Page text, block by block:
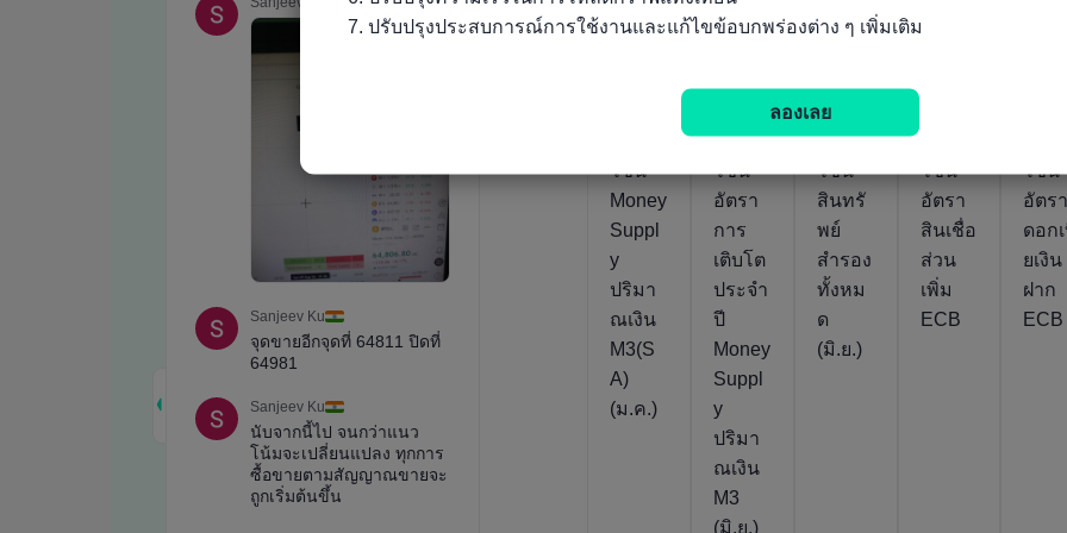
โซน
Money
Suppl
y
ปริมา
ณเงิน
M3(S
A)
(ม.ค.)
ยูโร
โซน
อัตรา
การ
เติบโต
ประจำ
ปี
Money
Suppl
y
ปริมา
ณเงิน
M3
(มิ.ย.)
ยูโร
โซน
สินทรั
พย์
สำรอง
ทั้งหม
ด
(มิ.ย.)
โซน
อัตรา
สินเชื่อ
ส่วน
เพิ่ม
ECB
โซน
อัตร
ดอก
ยเงิน
ฝาก
ECB
7. ปรับปรุงประสบการณ์การใช้งานและแก้ไขข้อบกพร่องต่าง ๆ เพิ่มเติม
ลองเลย